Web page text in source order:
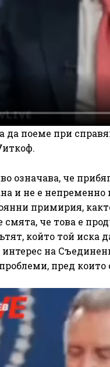
поеме при
означава, че
и не е
примирия,
че това е
който той иска
на
пред които